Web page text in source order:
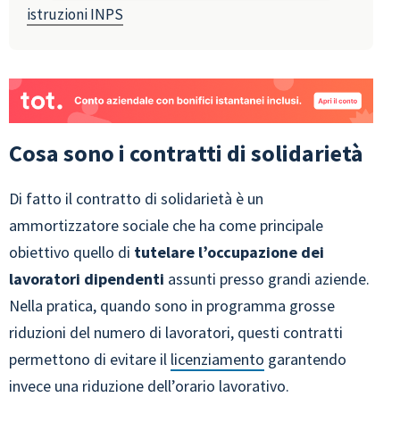
istruzioni INPS
Cosa sono i contratti di solidarietà
Di fatto il contratto di solidarietà è un
ammortizzatore sociale che ha come principale
obiettivo quello di tutelare l’occupazione dei
lavoratori dipendenti assunti presso grandi aziende.
Nella pratica, quando sono in programma grosse
riduzioni del numero di lavoratori, questi contratti
permettono di evitare il licenziamento garantendo
invece una riduzione dell’orario lavorativo.